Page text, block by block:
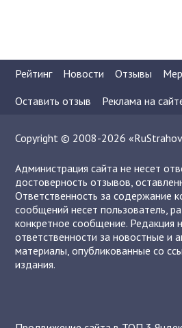
Рейтинг Новости Отзывы
Оставить отзыв
Реклама на
Copyright © 2008-2026
Администрация сайта не несет
достоверность отзывов,
Ответственность за содержание
сообщений несет пользователь,
конкретное сообщение. Редакция
ответственности за новостные и
материалы, опубликованные со
издания.